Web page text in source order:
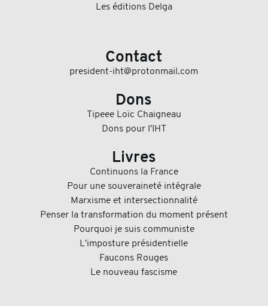
Les éditions Delga
Contact
president-iht@protonmail.com
Dons
Tipeee Loïc Chaigneau
Dons pour l'IHT
Livres
Continuons la France
Pour une souveraineté intégrale
Marxisme et intersectionnalité
Penser la transformation du moment présent
Pourquoi je suis communiste
L'imposture présidentielle
Faucons Rouges
Le nouveau fascisme